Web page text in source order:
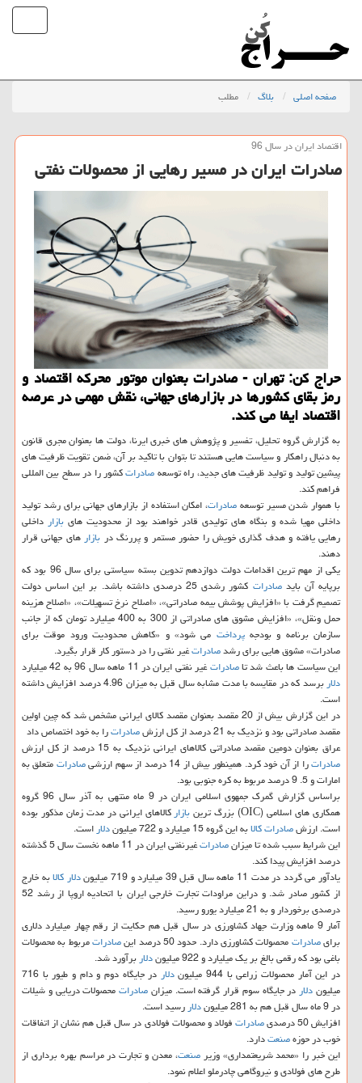
صفحه اصلی بلاگ مطلب
اقتصاد ایران در سال 96
صادرات ایران در مسیر رهایی از محصولات نفتی
حراج كن: تهران - صادرات بعنوان موتور محركه اقتصاد و
رمز بقای كشورها در بازارهای جهانی، نقش مهمی در عرصه
اقتصاد ایفا می كند.
به گزارش گروه تحلیل، تفسیر و پژوهش های خبری ایرنا، دولت ها بعنوان مجری قانون
به دنبال راهكار و سیاست هایی هستند تا بتوان با تاكید بر آن، ضمن تقویت ظرفیت های
پیشین تولید و تولید ظرفیت های جدید، راه توسعهصادراتكشور را در سطح بین المللی
فراهم كند.
با هموار شدن مسیر توسعهصادرات، امكان استفاده از بازارهای جهانی برای رشد تولید
داخلی مهیا شده و بنگاه های تولیدی قادر خواهند بود از محدودیت های بازار داخلی
رهایی یافته و هدف گذاری خویش را حضور مستمر و پررنگ در بازارهای جهانی قرار
دهند.
یكی از مهم ترین اقدامات دولت دوازدهم تدوین بسته سیاستی برای سال 96 بود كه
برپایه آن بایدصادرات
كشور رشدی 25 درصدی داشته باشد. بر این اساس دولت
تصمیم گرفت با «افزایش پوشش بیمه صادراتی»، «اصلاح نرخ تسهیلات»، «اصلاح هزینه
حمل ونقل»، «افزایش مشوق های صادراتی از 300 به 400 میلیارد تومان كه از جانب
سازمان برنامه و بودجهپرداخت می شود» و «كاهش محدودیت ورود موقت برای
صادرات» مشوق هایی برای رشدصادراتغیر نفتی را در دستور كار قرار بگیرد.
این سیاست ها باعث شد تاصادراتغیر نفتی ایران در 11 ماهه سال 96 به 42 میلیارد
دلار
برسد كه در مقایسه با مدت مشابه سال قبل به میزان 4.96 درصد افزایش داشته
است.
در این گزارش بیش از 20 مقصد بعنوان مقصد كالای ایرانی مشخص شد كه چین اولین
مقصد صادراتی بود و نزدیك به 21 درصد از كل ارزش
صادراترا به خود اختصاص داد
عراق بعنوان دومین مقصد صادراتی كالاهای ایرانی نزدیك به 15 درصد از كل ارزش
صادراترا از آن خود كرد. همینطور بیش از 14 درصد از سهم ارزشی صادراتمتعلق به
امارات و 5. 9 درصد مربوط به كره جنوبی بود.
براساس گزارش گمرك جمهوی اسلامی ایران در 9 ماه منتهی به آذر سال 96 گروه
همكاری های اسلامی (OIC) بزرگ ترین
بازاركالاهای ایرانی در مدت زمان مذكور بوده
است. ارزشصادراتكالابه این گروه 15 میلیارد و 722 میلیون دلاراست.
این شرایط سبب شده تا میزانصادرات
غیرنفتی ایران در 11 ماهه نخست سال 5 گذشته
درصد افزایش پیدا كند.
یادآور می گردد در مدت 11 ماهه سال قبل 39 میلیارد و 719 میلیون
دلاركالابه خارج
از كشور صادر شد. و دراین مراودات تجارت خارجی ایران با اتحادیه اروپا از رشد 52
درصدی برخوردار و به 21 میلیارد یورو رسید.
آمار 9 ماهه وزارت جهاد كشاورزی در سال قبل هم حكایت از رقم چهار میلیارد دلاری
برایصادراتمحصولات كشاورزی دارد. حدود 50 درصد این صادراتمربوط به محصولات
باغی بود كه رقمی بالغ بر یك میلیارد و 922 میلیون
دلاربرآورد شد.
در این آمار محصولات زراعی با 944 میلیون
دلار
در جایگاه دوم و دام و طیور با 716
میلیوندلاردر جایگاه سوم قرار گرفته است. میزانصادراتمحصولات دریایی و شیلات
در 9 ماه سال قبل هم به 281 میلیون
دلاررسید است.
افزایش 50 درصدی
صادراتفولاد و محصولات فولادی در سال قبل هم نشان از اتفاقات
خوب در حوزهصنعتدارد.
این خبر را «محمد شریعتمداری» وزیرصنعت، معدن و تجارت در مراسم بهره برداری از
طرح های فولادی و نیروگاهی چادرملو اعلام نمود.